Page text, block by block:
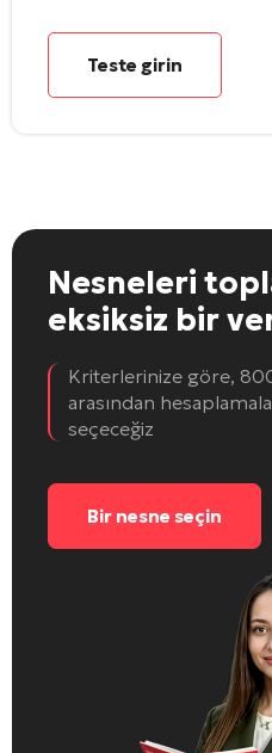
Teste girin
Nesneleri
eksiksiz bir
Kriterlerinize göre,
arasından
seçeceğiz
Bir nesne seçin